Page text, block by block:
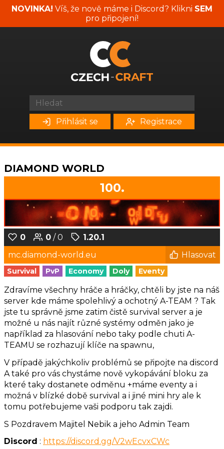
NOVINKA! Víš, že nově máme i Discord? Klikni SEM
pro připojení!
Přihlásit se Registrace
DIAMOND WORLD
100.
0 0 / 0
1.20.1
mc.diamond-world.eu
Hlasovat
Survival PvP Economy Doly Eventy
Zdravíme všechny hráče a hráčky, chtěli by jste na náš
server kde máme spolehlivý a ochotný A-TEAM ? Tak
jste tu správně jsme zatim čistě survival server a je
možné u nás najít různé systémy odměn jako je
například za hlasování nebo taky podle chuti A-
TEAMU se rozhazují klíče na spawnu,
V případě jakýchkoliv problémů se připojte na discord
A také pro vás chystáme nově vykopávání bloku za
které taky dostanete odměnu +máme eventy a i
možná v blízké době survival a i jiné mini hry ale k
tomu potřebujeme vaši podporu tak zajdi.
S Pozdravem Majitel Nebik a jeho Admin Team
Discord : https://discord.gg/V2wEcvxCWc